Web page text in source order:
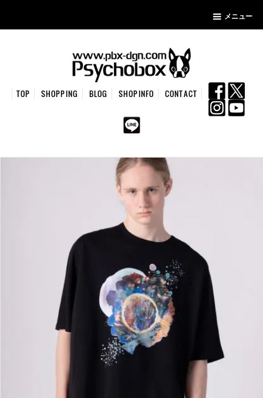
メニュー
TOP SHOPPING BLOG SHOPINFO CONTACT